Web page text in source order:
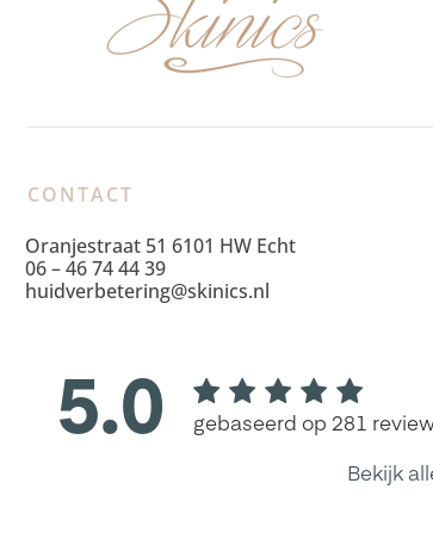
CONTACT
Oranjestraat 51 6101 HW Echt
06 – 46 74 44 39
huidverbetering@skinics.nl